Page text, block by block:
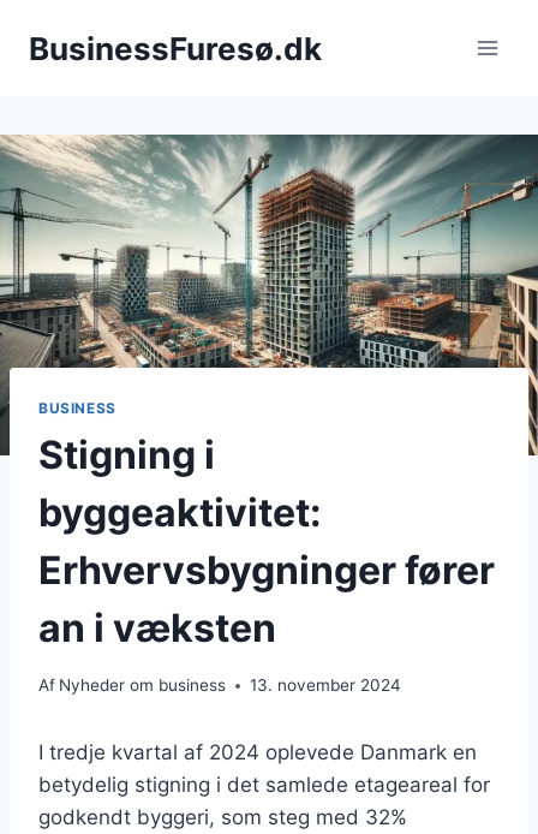
BusinessFuresø.dk
BUSINESS
Stigning i
byggeaktivitet:
Erhvervsbygninger fører
an i væksten
Af Nyheder om business 13. november 2024
I tredje kvartal af 2024 oplevede Danmark en
betydelig stigning i det samlede etageareal for
godkendt byggeri, som steg med 32%